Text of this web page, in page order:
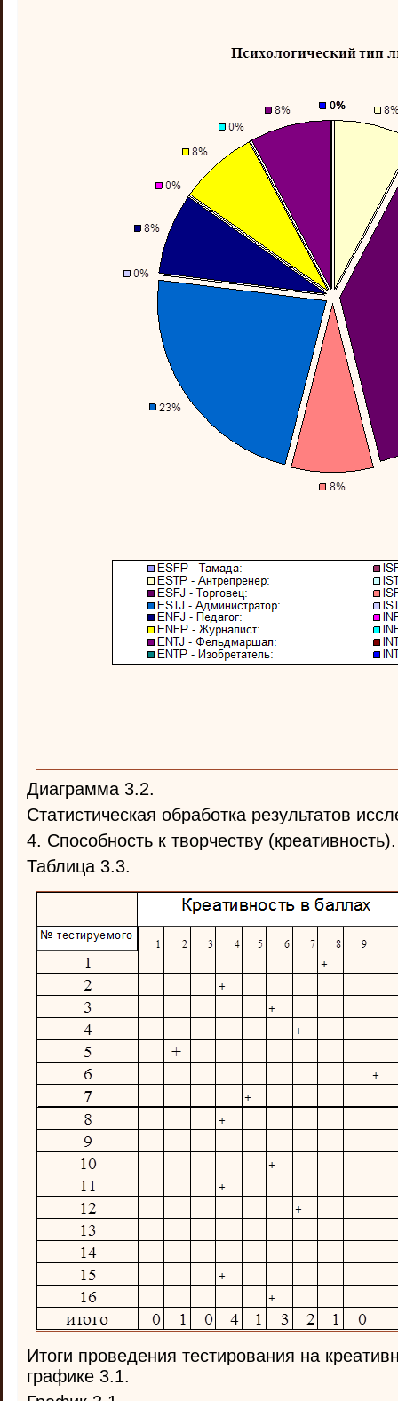
Диаграмма 3.2.
Статистическая обработка результатов
4. Способность к творчеству (креативность).
Таблица 3.3.
Итоги проведения тестирования на
графике 3.1.